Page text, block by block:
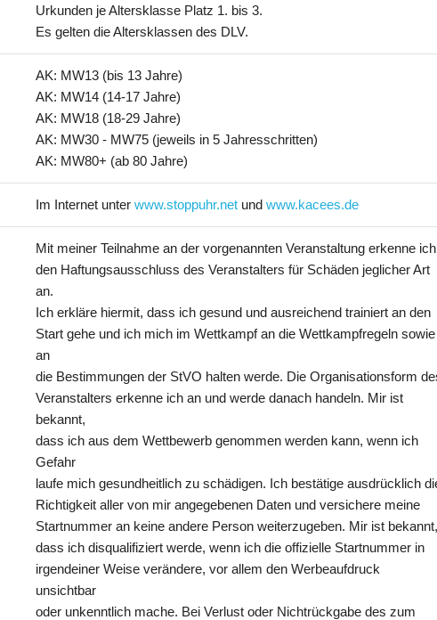
Urkunden je Altersklasse Platz 1. bis 3.
Es gelten die Altersklassen des DLV.
AK: MW13 (bis 13 Jahre)
AK: MW14 (14-17 Jahre)
AK: MW18 (18-29 Jahre)
AK: MW30 - MW75 (jeweils in 5 Jahresschritten)
AK: MW80+ (ab 80 Jahre)
Im Internet unterwww.stoppuhr.net undwww.kacees.de
Mit meiner Teilnahme an der vorgenannten Veranstaltung erkenne
den Haftungsausschluss des Veranstalters für Schäden jeglicher Art
an.
Ich erkläre hiermit, dass ich gesund und ausreichend trainiert an den
Start gehe und ich mich im Wettkampf an die Wettkampfregeln sowie
an
die Bestimmungen der StVO halten werde. Die Organisationsform
Veranstalters erkenne ich an und werde danach handeln. Mir ist
bekannt,
dass ich aus dem Wettbewerb genommen werden kann, wenn ich
Gefahr
laufe mich gesundheitlich zu schädigen. Ich bestätige ausdrücklich
Richtigkeit aller von mir angegebenen Daten und versichere meine
Startnummer an keine andere Person weiterzugeben. Mir ist
dass ich disqualifiziert werde, wenn ich die offizielle Startnummer in
irgendeiner Weise verändere, vor allem den Werbeaufdruck
unsichtbar
oder unkenntlich mache. Bei Verlust oder Nichtrückgabe des zum